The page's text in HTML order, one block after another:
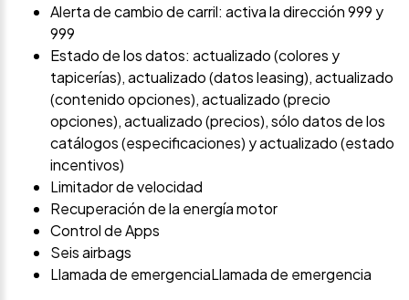
Alerta de cambio de carril: activa la dirección 999 y
999
Estado de los datos: actualizado (colores y
tapicerías), actualizado (datos leasing), actualizado
(contenido opciones), actualizado (precio
opciones), actualizado (precios), sólo datos de los
catálogos (especificaciones) y actualizado (estado
incentivos)
Limitador de velocidad
Recuperación de la energía motor
Control de Apps
Seis airbags
Llamada de emergenciaLlamada de emergencia